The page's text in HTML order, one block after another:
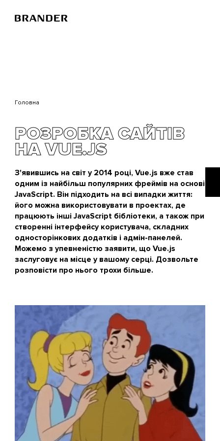
Головна
РОЗРОБКА САЙТІВ
НА VUE.JS
З'явившись на світ у 2014 році, Vue.js вже став
одним із найбільш популярних фреймів на основі
JavaScript. Він підходить на всі випадки життя:
його можна використовувати в проектах, де
працюють інші JavaScript бібліотеки, а також при
створенні інтерфейсу користувача, складних
односторінкових додатків і адмін-панелей.
Можемо з упевненістю заявити, що Vue.js
заслуговує на місце у вашому серці. Дозвольте
розповісти про нього трохи більше.